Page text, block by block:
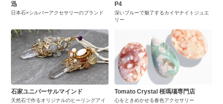
迅
日本石×シルバーアクセサリーのブランド
P4
深いブルーで魅了するカイヤナイトジュエ
リー
石家ユニバーサルマインド
天然石で作るオリジナルのヒーリングアイ
Tomato Crystal 桜瑪瑙専門店
心をときめかせる春色アクセサリー